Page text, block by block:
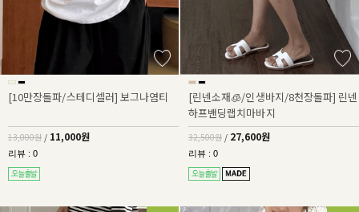
[10만장돌파/스테디셀러] 보그나염티
13,000원 / 11,000원
리뷰 : 0
[린넨소재🧊/인생바지/8천장돌파] 린넨
하프밴딩랩치마바지
32,500원 / 27,600원
리뷰 : 0